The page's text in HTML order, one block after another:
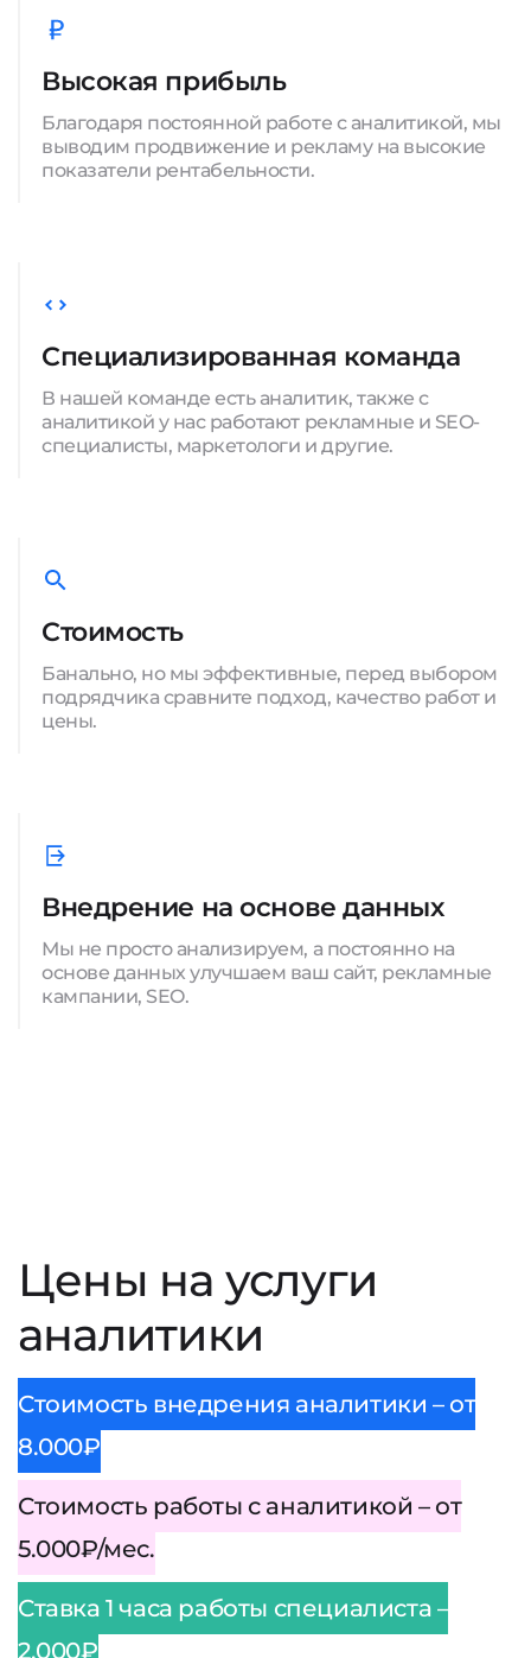
Высокая прибыль
Благодаря постоянной работе с аналитикой, мы
выводим продвижение и рекламу на высокие
показатели рентабельности.
Специализированная команда
В нашей команде есть аналитик, также с
аналитикой у нас работают рекламные и SEO-
специалисты, маркетологи и другие.
Стоимость
Банально, но мы эффективные, перед выбором
подрядчика сравните подход, качество работ и
цены.
Внедрение на основе данных
Мы не просто анализируем, а постоянно на
основе данных улучшаем ваш сайт, рекламные
кампании, SEO.
Цены на услуги
аналитики
Стоимость внедрения аналитики – от
8.000₽
Стоимость работы с аналитикой – от
5.000₽/мес.
Ставка 1 часа работы специалиста –
2.000₽